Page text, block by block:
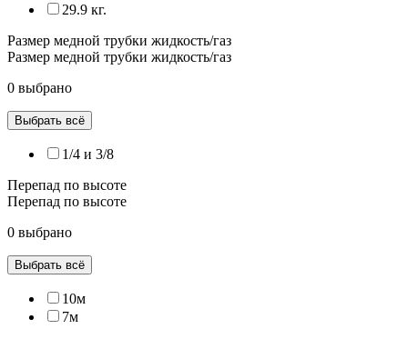
29.9 кг.
Размер медной трубки жидкость/газ
Размер медной трубки жидкость/газ
0 выбрано
Выбрать всё
1/4 и 3/8
Перепад по высоте
Перепад по высоте
0 выбрано
Выбрать всё
10м
7м